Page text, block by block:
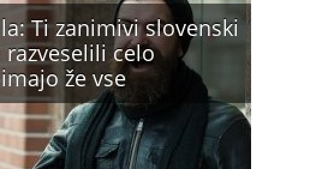
Ti zanimivi slovenski
celo
že vse